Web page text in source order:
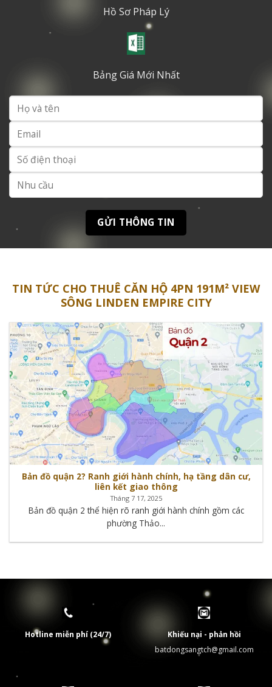
Hồ Sơ Pháp Lý
Bảng Giá Mới Nhất
TIN TỨC CHO THUÊ CĂN HỘ 4PN 191M² VIEW
SÔNG LINDEN EMPIRE CITY
Bản đồ quận 2? Ranh giới hành chính, hạ tầng dân cư,
liên kết giao thông
Tháng 7 17, 2025
Bản đồ quận 2 thể hiện rõ ranh giới hành chính gồm các
phường Thảo...
Hotline miễn phí (24/7)
Khiếu nại - phản hồi
batdongsangtch@gmail.com